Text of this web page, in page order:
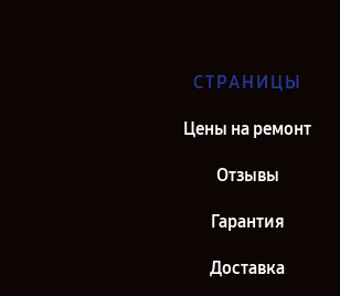
СТРАНИЦЫ
Цены на ремонт
Отзывы
Гарантия
Доставка